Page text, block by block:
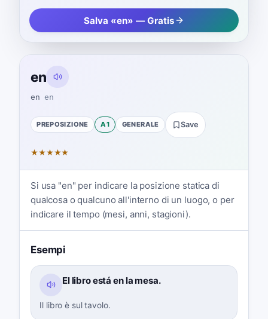
Salva «en» — Gratis
en
en en
PREPOSIZIONE A1 GENERALE Save
★★★★★
Si usa "en" per indicare la posizione statica di
qualcosa o qualcuno all'interno di un luogo, o per
indicare il tempo (mesi, anni, stagioni).
Esempi
El libro está en la mesa.
Il libro è sul tavolo.